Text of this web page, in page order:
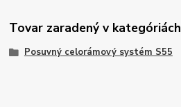
Tovar zaradený v kategóriách
Posuvný celorámový systém S55